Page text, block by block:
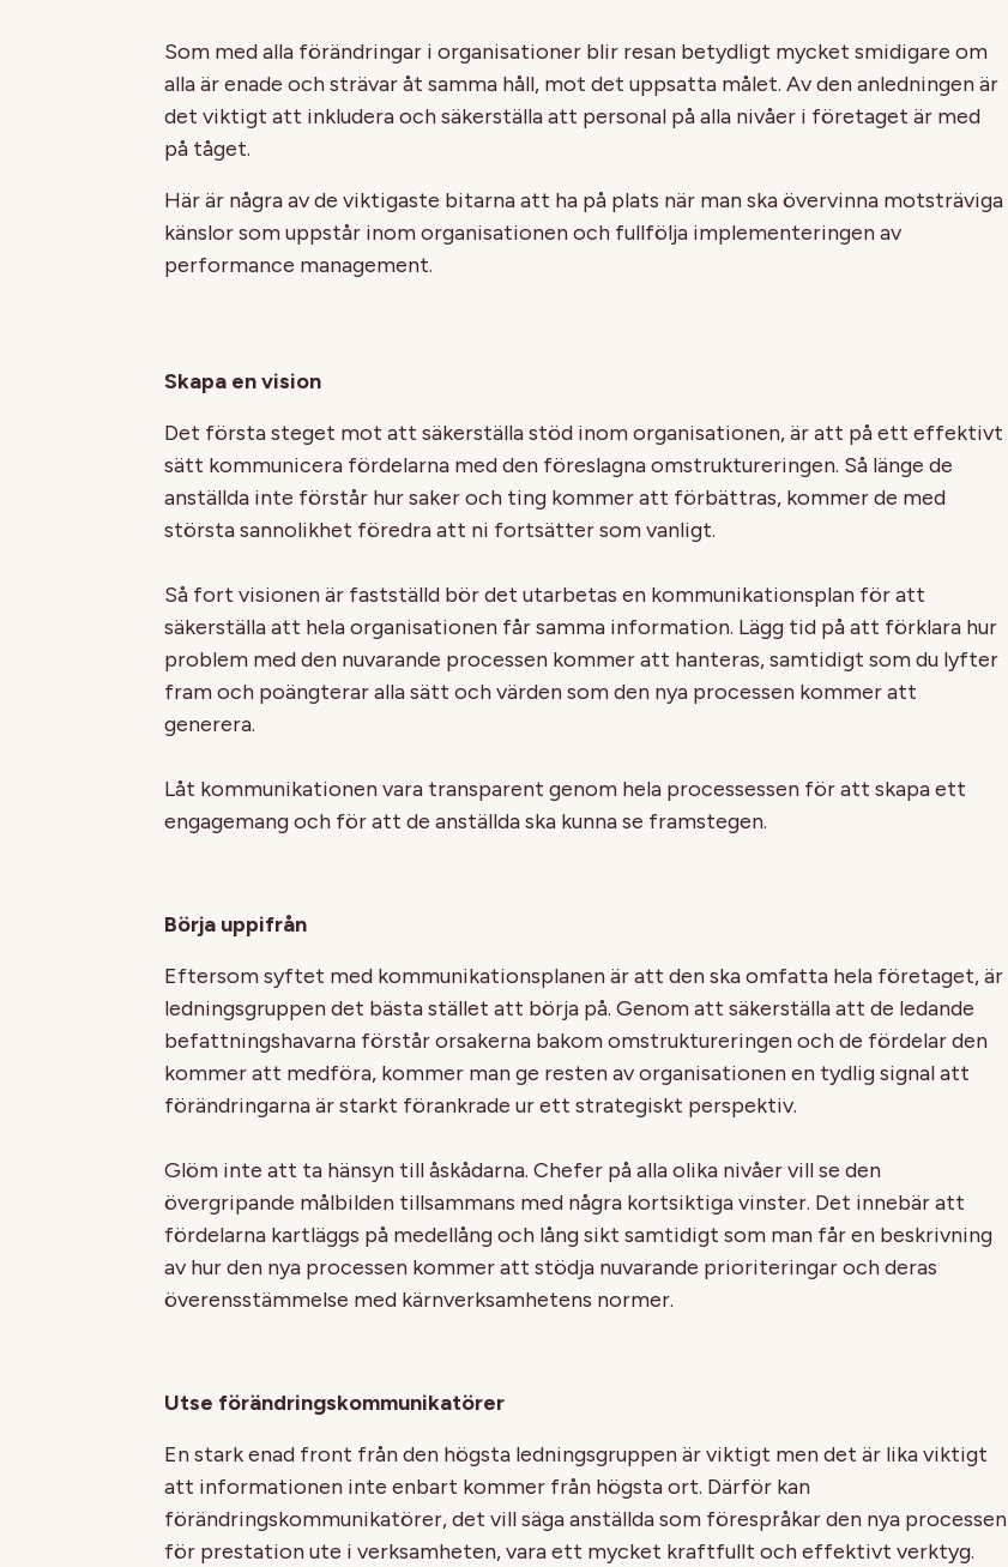
Som med alla förändringar i organisationer blir resan betydligt mycket smidigare om
alla är enade och strävar åt samma håll, mot det uppsatta målet. Av den anledningen är
det viktigt att inkludera och säkerställa att personal på alla nivåer i företaget är med
på tåget.
Här är några av de viktigaste bitarna att ha på plats när man ska övervinna motsträviga
känslor som uppstår inom organisationen och fullfölja implementeringen av
performance management.
Skapa en vision
Det första steget mot att säkerställa stöd inom organisationen, är att på ett effektivt
sätt kommunicera fördelarna med den föreslagna omstruktureringen. Så länge de
anställda inte förstår hur saker och ting kommer att förbättras, kommer de med
största sannolikhet föredra att ni fortsätter som vanligt.
Så fort visionen är fastställd bör det utarbetas en kommunikationsplan för att
säkerställa att hela organisationen får samma information. Lägg tid på att förklara hur
problem med den nuvarande processen kommer att hanteras, samtidigt som du lyfter
fram och poängterar alla sätt och värden som den nya processen kommer att
generera.
Låt kommunikationen vara transparent genom hela processessen för att skapa ett
engagemang och för att de anställda ska kunna se framstegen.
Börja uppifrån
Eftersom syftet med kommunikationsplanen är att den ska omfatta hela företaget, är
ledningsgruppen det bästa stället att börja på. Genom att säkerställa att de ledande
befattningshavarna förstår orsakerna bakom omstruktureringen och de fördelar den
kommer att medföra, kommer man ge resten av organisationen en tydlig signal att
förändringarna är starkt förankrade ur ett strategiskt perspektiv.
Glöm inte att ta hänsyn till åskådarna. Chefer på alla olika nivåer vill se den
övergripande målbilden tillsammans med några kortsiktiga vinster. Det innebär att
fördelarna kartläggs på medellång och lång sikt samtidigt som man får en beskrivning
av hur den nya processen kommer att stödja nuvarande prioriteringar och deras
överensstämmelse med kärnverksamhetens normer.
Utse förändringskommunikatörer
En stark enad front från den högsta ledningsgruppen är viktigt men det är lika viktigt
att informationen inte enbart kommer från högsta ort. Därför kan
förändringskommunikatörer, det vill säga anställda som förespråkar den nya processen
för prestation ute i verksamheten, vara ett mycket kraftfullt och effektivt verktyg.